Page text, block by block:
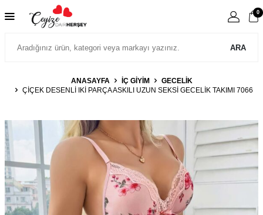
ARA
0
ANASAYFA İÇ GIYIM
GECELIK
ÇIÇEK DESENLI IKI PARÇA ASKILI UZUN SEKSI GECELIK TAKIMI 7066